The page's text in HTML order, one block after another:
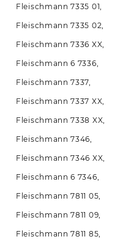
Fleischmann 7335 01,
Fleischmann 7335 02,
Fleischmann 7336 XX,
Fleischmann 6 7336,
Fleischmann 7337,
Fleischmann 7337 XX,
Fleischmann 7338 XX,
Fleischmann 7346,
Fleischmann 7346 XX,
Fleischmann 6 7346,
Fleischmann 7811 05,
Fleischmann 7811 09,
Fleischmann 7811 85,